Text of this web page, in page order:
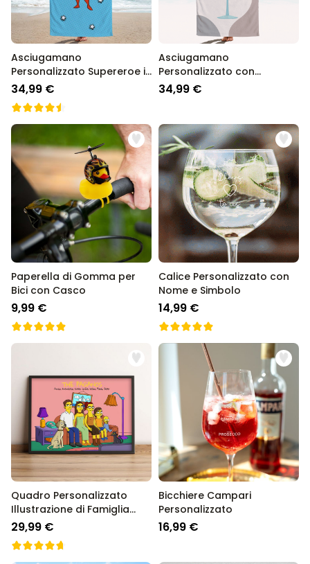
Asciugamano
Personalizzato Supereroe in
Stile Fumetto con Faccia
34,99 €
Asciugamano
Personalizzato con
Illustrazione Bicchiere da
34,99 €
Paperella di Gomma per
Bici con Casco
9,99 €
Calice Personalizzato con
Nome e Simbolo
14,99 €
Quadro Personalizzato
Illustrazione di Famiglia
Cartoni Animati
29,99 €
Bicchiere Campari
Personalizzato
16,99 €